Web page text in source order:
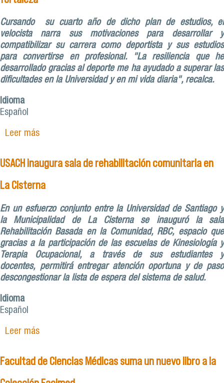
Cursando su cuarto año de dicho plan de estudios, el
velocista narra sus motivaciones para desarrollar y
compatibilizar su carrera como deportista y sus estudios
para convertirse en profesional. "La resiliencia que he
desarrollado gracias al deporte me ha ayudado a superar las
dificultades en la Universidad y en mi vida diaria", recalca.
Idioma
Español
Leer mássobre Gustavo Vilches, estudiante de Terapia
ha sido mi mayor fortaleza”
USACH inaugura sala de rehabilitación comunitaria en
La Cisterna
En un esfuerzo conjunto entre la Universidad de Santiago y
la Municipalidad de La Cisterna se inauguró la sala
Rehabilitación Basada en la Comunidad, RBC, espacio que
gracias a la participación de las escuelas de Kinesiología y
Terapia Ocupacional, a través de sus estudiantes y
docentes, permitirá entregar atención oportuna y de paso
descongestionar la lista de espera del sistema de salud.
Idioma
Español
Leer mássobre USACH inaugura sala de rehabilitación
Facultad de Ciencias Médicas suma un nuevo libro a la